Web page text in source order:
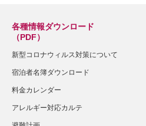
各種情報ダウンロード
（PDF）
新型コロナウィルス対策について
宿泊者名簿ダウンロード
料金カレンダー
アレルギー対応カルテ